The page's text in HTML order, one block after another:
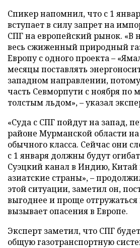
Спикер напомнил, что с 1
вступает в силу запрет на
СПГ на европейский рынок. «В
весь сжиженный природный
Европу с одного проекта –
месяцы поставлять
западном направлении,
часть Севморпути с ноября по
толстым льдом», – указал
«Суда с СПГ пойдут на запад,
районе Мурманской области
обычного класса. Сейчас они
с 1 января должны будут
Суэцкий канал в Индию, Китай
азиатские страны», –
этой ситуации, заметил он,
выгоднее и проще
вызывает опасения в Европе.
Эксперт заметил, что СПГ
общую газотранспортную